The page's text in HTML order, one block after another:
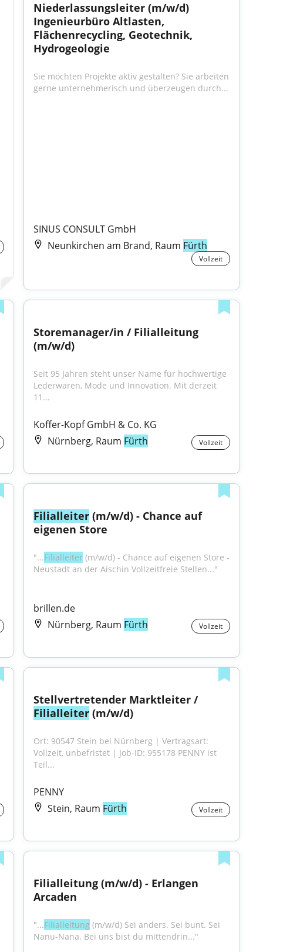
Niederlassungsleiter (m/w/d)
Ingenieurbüro Altlasten,
Flächenrecycling, Geotechnik,
Hydrogeologie
Sie möchten Projekte aktiv gestalten? Sie arbeiten
gerne unternehmerisch und überzeugen durch...
SINUS CONSULT GmbH
Neunkirchen am Brand, Raum Fürth
Vollzeit
Storemanager/in / Filialleitung
(m/w/d)
Seit 95 Jahren steht unser Name für hochwertige
Lederwaren, Mode und Innovation. Mit derzeit
11...
Koffer-Kopf GmbH & Co. KG
Nürnberg, Raum Fürth Vollzeit
Filialleiter (m/w/d) - Chance auf
eigenen Store
"...Filialleiter (m/w/d) - Chance auf eigenen Store -
Neustadt an der Aischin Vollzeitfreie Stellen..."
brillen.de
Nürnberg, Raum Fürth Vollzeit
Stellvertretender Marktleiter /
Filialleiter (m/w/d)
Ort: 90547 Stein bei Nürnberg | Vertragsart:
Vollzeit, unbefristet | Job-ID: 955178 PENNY ist
Teil...
PENNY
Stein, Raum Fürth Vollzeit
Filialleitung (m/w/d) - Erlangen
Arcaden
"...Filialleitung (m/w/d) Sei anders. Sei bunt. Sei
Nanu-Nana. Bei uns bist du mittendrin..."